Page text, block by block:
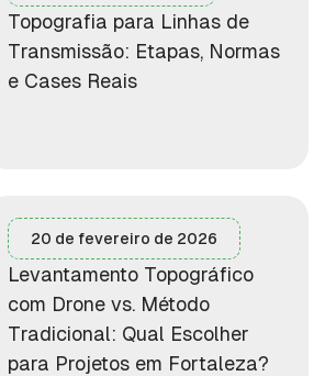
Topografia para Linhas de
Transmissão: Etapas, Normas
e Cases Reais
20 de fevereiro de 2026
Levantamento Topográfico
com Drone vs. Método
Tradicional: Qual Escolher
para Projetos em Fortaleza?